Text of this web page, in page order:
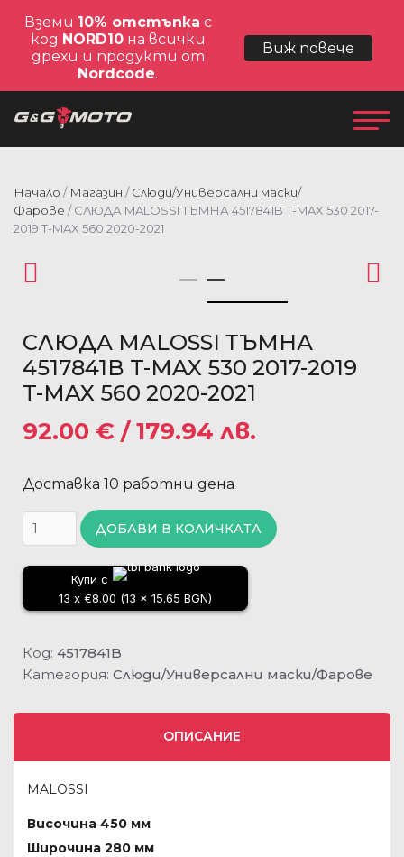
Начало / Магазин /Слюди/Универсални маски/
Фарове / СЛЮДА MALOSSI ТЪМНА 4517841B T-MAX 530 2017-
2019 T-MAX 560 2020-2021
СЛЮДА MALOSSI ТЪМНА
4517841B T-MAX 530 2017-2019
T-MAX 560 2020-2021
92.00 € / 179.94 лв.
Доставка 10 работни дена
ДОБАВИ В КОЛИЧКАТА
Купи с
13 x €8.00 (13 x 15.65 BGN)
Код: 4517841B
Категория: Слюди/Универсални маски/Фарове
ОПИСАНИЕ
MALOSSI
Височина 450 мм
Широчина 280 мм
Вземи 10% отстъпка с
код NORD10на всички
дрехи и продукти от
Nordcode.
Виж повече